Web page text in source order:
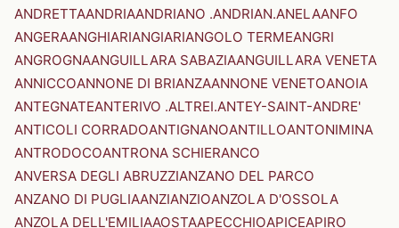
ANDRETTAANDRIAANDRIANO .ANDRIAN.ANELAANFO
ANGERAANGHIARIANGIARIANGOLO TERMEANGRI
ANGROGNAANGUILLARA SABAZIAANGUILLARA VENETA
ANNICCOANNONE DI BRIANZAANNONE VENETOANOIA
ANTEGNATEANTERIVO .ALTREI.ANTEY-SAINT-ANDRE'
ANTICOLI CORRADOANTIGNANOANTILLOANTONIMINA
ANTRODOCOANTRONA SCHIERANCO
ANVERSA DEGLI ABRUZZIANZANO DEL PARCO
ANZANO DI PUGLIAANZIANZIOANZOLA D'OSSOLA
ANZOLA DELL'EMILIAAOSTAAPECCHIOAPICEAPIRO